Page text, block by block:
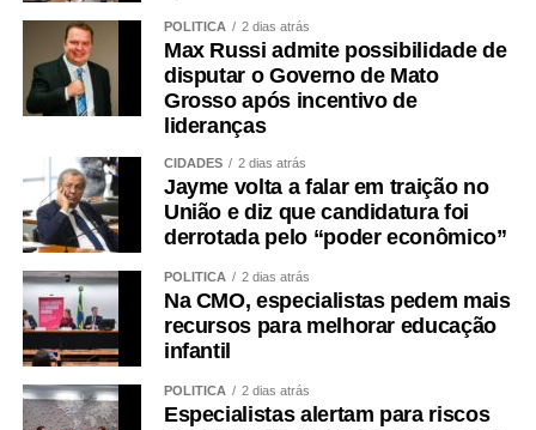
POLÍTICA 2 dias atrás
Max Russi admite possibilidade de
disputar o Governo de Mato
Grosso após incentivo de
lideranças
CIDADES 2 dias atrás
Jayme volta a falar em traição no
União e diz que candidatura foi
derrotada pelo “poder econômico”
POLÍTICA 2 dias atrás
Na CMO, especialistas pedem mais
recursos para melhorar educação
infantil
POLÍTICA 2 dias atrás
Especialistas alertam para riscos